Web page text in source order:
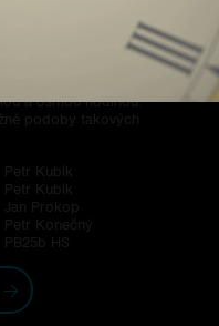
sérii, Prokop & Brož
na kalibru PB40
sekundové ručky
a osmou hodinou.
podoby takových
Petr Kubík
Petr Kubík
Jan Prokop
Petr Konečný
PB25b HS